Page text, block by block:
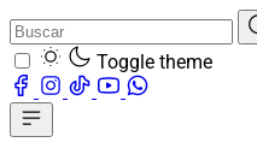
Toggle theme